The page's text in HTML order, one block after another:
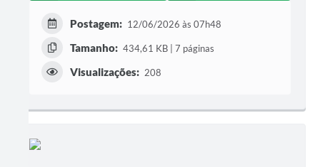
Postagem: 12/06/2026 às 07h48
Tamanho: 434,61 KB | 7 páginas
Visualizações: 208